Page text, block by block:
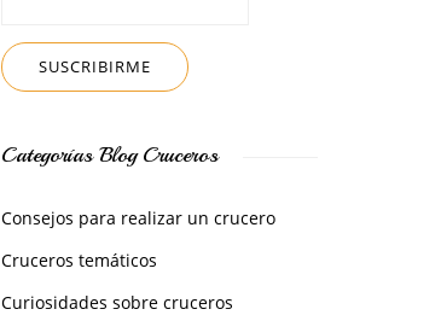
Categorías Blog Cruceros
Consejos para realizar un crucero
Cruceros temáticos
Curiosidades sobre cruceros